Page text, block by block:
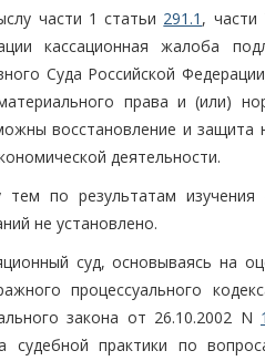
части 1 статьи 291.1 , части
кассационная жалоба
Суда Российской
права и (или)
восстановление и защита
деятельности.
по результатам
не установлено.
суд, основываясь на
процессуального
закона от 26.10.2002 N
судебной практики по